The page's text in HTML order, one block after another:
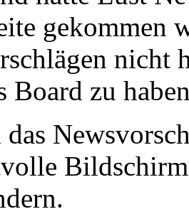
gekommen
nicht
Board zu